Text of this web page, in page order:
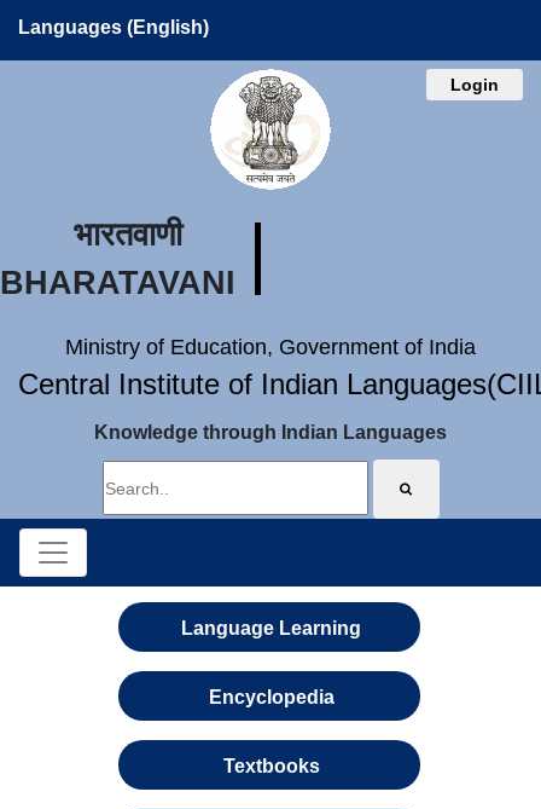
Languages (English)
Login
भारतवाणी
BHARATAVANI
Ministry of Education, Government of India
Central Institute of Indian
Knowledge through Indian Languages
Language Learning
Encyclopedia
Textbooks